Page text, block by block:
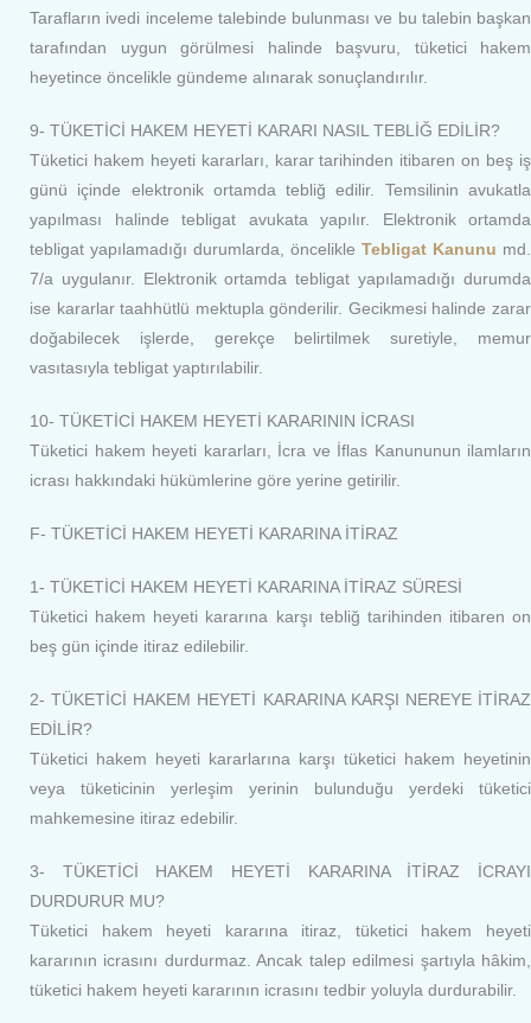
Tarafların ivedi inceleme talebinde bulunması ve bu talebin başkan
tarafından uygun görülmesi halinde başvuru, tüketici hakem
heyetince öncelikle gündeme alınarak sonuçlandırılır.
9- TÜKETİCİ HAKEM HEYETİ KARARI NASIL TEBLİĞ EDİLİR?
Tüketici hakem heyeti kararları, karar tarihinden itibaren on beş iş
günü içinde elektronik ortamda tebliğ edilir. Temsilinin avukatla
yapılması halinde tebligat avukata yapılır. Elektronik ortamda
tebligat yapılamadığı durumlarda, öncelikle Tebligat Kanunu md.
7/a uygulanır. Elektronik ortamda tebligat yapılamadığı durumda
ise kararlar taahhütlü mektupla gönderilir. Gecikmesi halinde zarar
doğabilecek işlerde, gerekçe belirtilmek suretiyle, memur
vasıtasıyla tebligat yaptırılabilir.
10- TÜKETİCİ HAKEM HEYETİ KARARININ İCRASI
Tüketici hakem heyeti kararları, İcra ve İflas Kanununun ilamların
icrası hakkındaki hükümlerine göre yerine getirilir.
F- TÜKETİCİ HAKEM HEYETİ KARARINA İTİRAZ
1- TÜKETİCİ HAKEM HEYETİ KARARINA İTİRAZ SÜRESİ
Tüketici hakem heyeti kararına karşı tebliğ tarihinden itibaren on
beş gün içinde itiraz edilebilir.
2- TÜKETİCİ HAKEM HEYETİ KARARINA KARŞI NEREYE İTİRAZ
EDİLİR?
Tüketici hakem heyeti kararlarına karşı tüketici hakem heyetinin
veya tüketicinin yerleşim yerinin bulunduğu yerdeki tüketici
mahkemesine itiraz edebilir.
3- TÜKETİCİ HAKEM HEYETİ KARARINA İTİRAZ İCRAYI
DURDURUR MU?
Tüketici hakem heyeti kararına itiraz, tüketici hakem heyeti
kararının icrasını durdurmaz. Ancak talep edilmesi şartıyla hâkim,
tüketici hakem heyeti kararının icrasını tedbir yoluyla durdurabilir.